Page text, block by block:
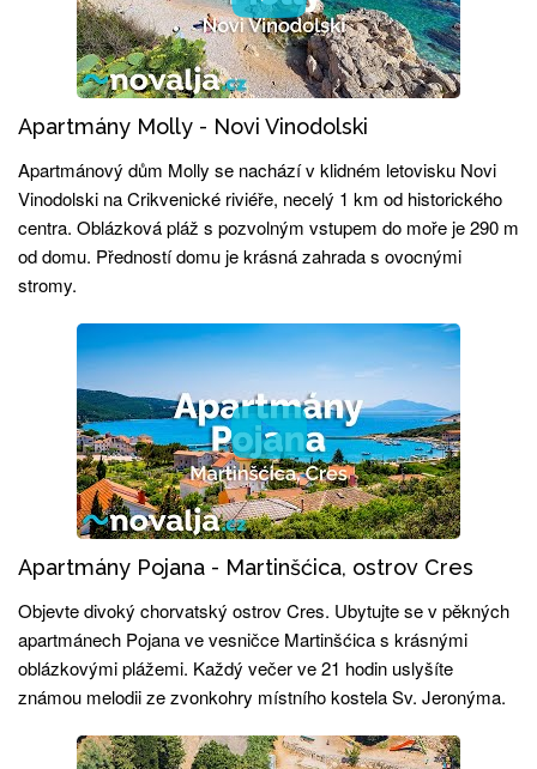
Apartmány Molly - Novi Vinodolski
Apartmánový dům Molly se nachází v klidném letovisku Novi
Vinodolski na Crikvenické riviéře, necelý 1 km od historického
centra. Oblázková pláž s pozvolným vstupem do moře je 290 m
od domu. Předností domu je krásná zahrada s ovocnými
stromy.
Apartmány Pojana - Martinšćica, ostrov Cres
Objevte divoký chorvatský ostrov Cres. Ubytujte se v pěkných
apartmánech Pojana ve vesničce Martinšćica s krásnými
oblázkovými plážemi. Každý večer ve 21 hodin uslyšíte
známou melodii ze zvonkohry místního kostela Sv. Jeronýma.